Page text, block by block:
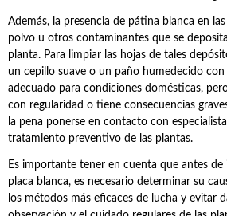
Además, la presencia de pátina blanca en
polvo u otros contaminantes que se
planta. Para limpiar las hojas de tales
un cepillo suave o un paño humedecido con
adecuado para condiciones domésticas,
con regularidad o tiene consecuencias
la pena ponerse en contacto con
tratamiento preventivo de las plantas.
Es importante tener en cuenta que antes
placa blanca, es necesario determinar su
los métodos más eficaces de lucha y evitar